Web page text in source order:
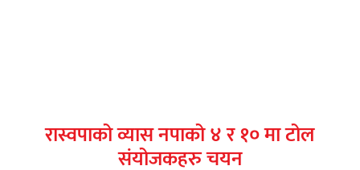
रास्वपाको व्यास नपाको ४ र १० मा टोल
संयोजकहरु चयन